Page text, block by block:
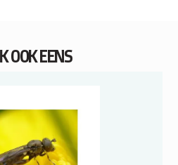
OOK EENS